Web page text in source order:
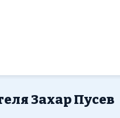
Захар Пусев